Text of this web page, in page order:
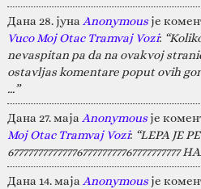
Дана 28. јуна Anonymousје
Vuco Moj Otac Tramvaj Vozi:
nevaspitan pa da na ovakvoj
ostavljas komentare poput ovih
…”
Дана 27. маја Anonymousје
Moj Otac Tramvaj Vozi: “LEPA JE
Дана 14. маја Anonymousје